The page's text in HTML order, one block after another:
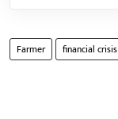
Farmer financial crisis